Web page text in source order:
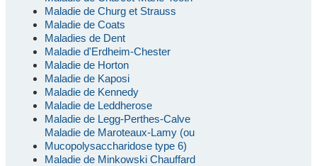
Maladie de Churg et Strauss
Maladie de Coats
Maladies de Dent
Maladie d'Erdheim-Chester
Maladie de Horton
Maladie de Kaposi
Maladie de Kennedy
Maladie de Leddherose
Maladie de Legg-Perthes-Calve
Maladie de Maroteaux-Lamy (ou
Mucopolysaccharidose type 6)
Maladie de Minkowski Chauffard